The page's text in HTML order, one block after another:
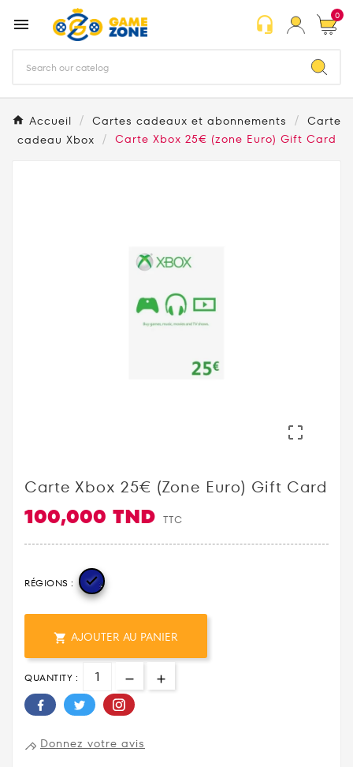
 headset_mic 0
Accueil Cartes cadeaux et abonnements
Carte
cadeau Xbox
Carte Xbox 25€ (zone Euro) Gift Card

Carte Xbox 25€ (zone Euro) Gift Card
100,000 TND TTC
RÉGIONS : 
 AJOUTER AU PANIER
QUANTITY :
Donnez votre avis